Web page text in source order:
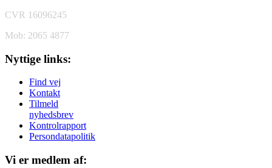
CVR 16096245
Mob: 2065 4877
Nyttige links:
Find vej
Kontakt
Tilmeld
nyhedsbrev
Kontrolrapport
Persondatapolitik
Vi er medlem af: